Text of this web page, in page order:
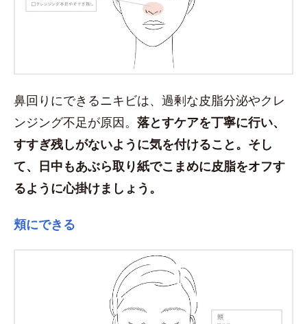
鼻回りにできるニキビは、過剰な皮脂分泌やクレ
ンジング不足が原因。 落とすケアを丁寧に行い、
すすぎ残しがないように気を付けること。そし
て、日中もあぶら取り紙でこまめに皮脂をオフす
るように心掛けましょう。
頬にできる